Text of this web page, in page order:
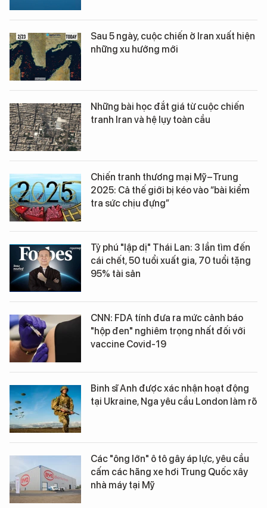
Sau 5 ngày, cuộc chiến ở Iran xuất hiện
những xu hướng mới
Những bài học đắt giá từ cuộc chiến
tranh Iran và hệ lụy toàn cầu
Chiến tranh thương mại Mỹ–Trung
2025: Cả thế giới bị kéo vào “bài kiểm
tra sức chịu đựng”
Tỷ phú "lập dị" Thái Lan: 3 lần tìm đến
cái chết, 50 tuổi xuất gia, 70 tuổi tặng
95% tài sản
CNN: FDA tính đưa ra mức cảnh báo
"hộp đen" nghiêm trọng nhất đối với
vaccine Covid-19
Binh sĩ Anh được xác nhận hoạt động
tại Ukraine, Nga yêu cầu London làm rõ
Các "ông lớn" ô tô gây áp lực, yêu cầu
cấm các hãng xe hơi Trung Quốc xây
nhà máy tại Mỹ